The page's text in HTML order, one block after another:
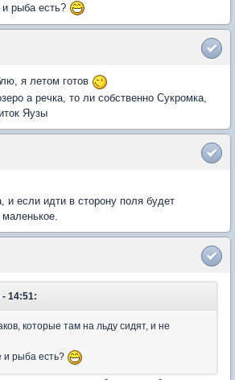
рыба есть?
я летом готов
а речка, то ли собственно Сукромка,
Яузы
и если идти в сторону поля будет
- 14:51:
которые там на льду сидят, и не
и рыба есть?